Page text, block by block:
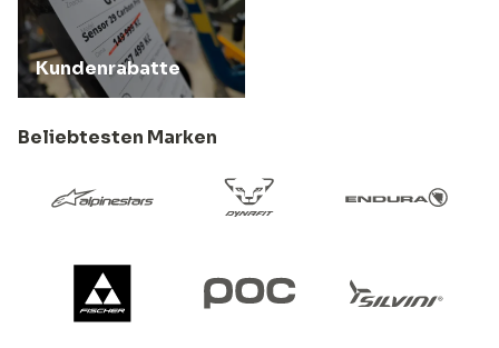
Kundenrabatte
Beliebtesten Marken